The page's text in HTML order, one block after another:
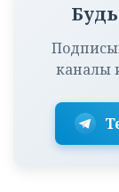
каналы